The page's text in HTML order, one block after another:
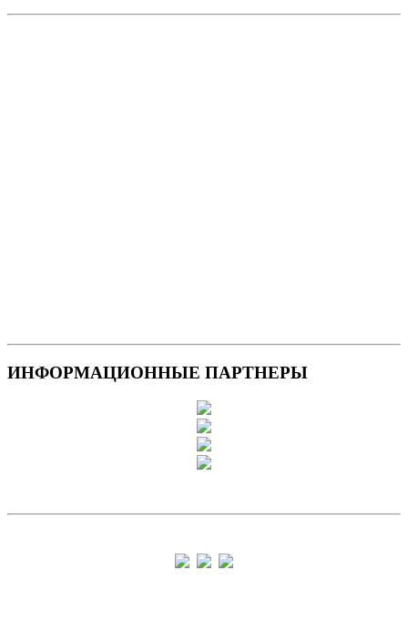
ИНФОРМАЦИОННЫЕ ПАРТНЕРЫ